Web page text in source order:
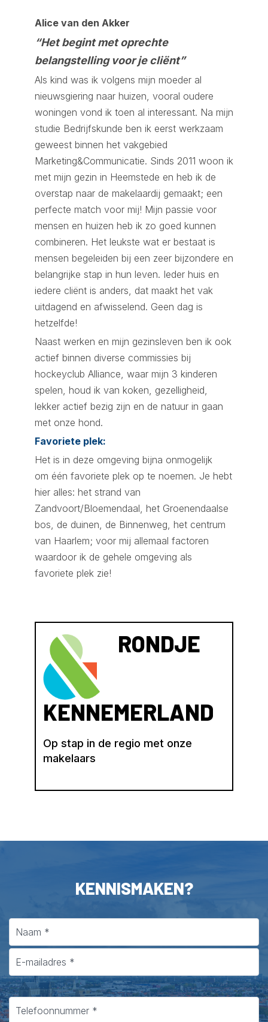
Alice van den Akker
“Het begint met oprechte
belangstelling voor je cliënt”
Als kind was ik volgens mijn moeder al
nieuwsgiering naar huizen, vooral oudere
woningen vond ik toen al interessant. Na mijn
studie Bedrijfskunde ben ik eerst werkzaam
geweest binnen het vakgebied
Marketing&Communicatie. Sinds 2011 woon ik
met mijn gezin in Heemstede en heb ik de
overstap naar de makelaardij gemaakt; een
perfecte match voor mij! Mijn passie voor
mensen en huizen heb ik zo goed kunnen
combineren. Het leukste wat er bestaat is
mensen begeleiden bij een zeer bijzondere en
belangrijke stap in hun leven. Ieder huis en
iedere cliënt is anders, dat maakt het vak
uitdagend en afwisselend. Geen dag is
hetzelfde!
Naast werken en mijn gezinsleven ben ik ook
actief binnen diverse commissies bij
hockeyclub Alliance, waar mijn 3 kinderen
spelen, houd ik van koken, gezelligheid,
lekker actief bezig zijn en de natuur in gaan
met onze hond.
Favoriete plek:
Het is in deze omgeving bijna onmogelijk
om één favoriete plek op te noemen. Je hebt
hier alles: het strand van
Zandvoort/Bloemendaal, het Groenendaalse
bos, de duinen, de Binnenweg, het centrum
van Haarlem; voor mij allemaal factoren
waardoor ik de gehele omgeving als
favoriete plek zie!
RONDJE
KENNEMERLAND
Op stap in de regio met onze
makelaars
KENNISMAKEN?